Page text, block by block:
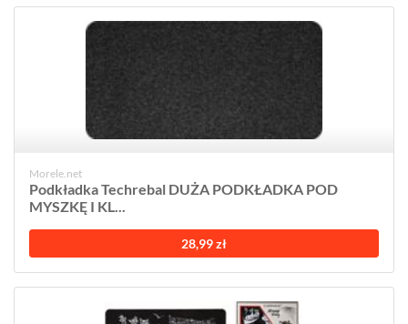
Morele.net
Podkładka Techrebal DUŻA PODKŁADKA POD
MYSZKĘ I KL...
28,99 zł